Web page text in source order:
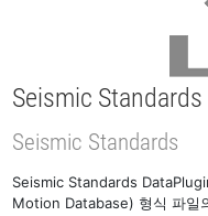
Seismic
Seismic Standards
Seismic Standards
Motion Database) 형식 파일